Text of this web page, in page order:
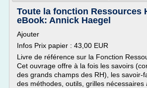
Toute la fonction Ressources
eBook: Annick Haegel
Ajouter
Infos Prix papier : 43,00 EUR
Livre de référence sur la Fonction
Cet ouvrage offre à la fois les savoirs
des grands champs des RH), les savoir-
des méthodes, outils, grilles nécessaires